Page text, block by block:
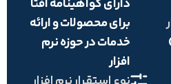
دارای گواهینامه افتا
برای محصولات و ارائه
خدمات در حوزه نرم
افزار